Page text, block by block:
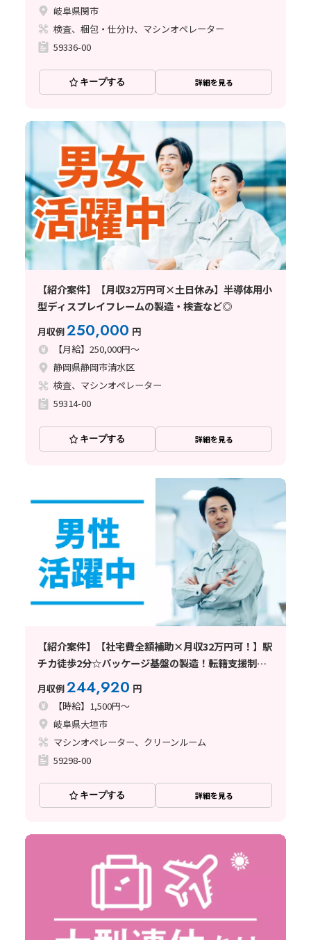
岐阜県関市
検査、梱包・仕分け、マシンオペレーター
59336-00
キープする 詳細を見る
【紹介案件】【月収32万円可×土日休み】半導体用小
型ディスプレイフレームの製造・検査など◎
月収例250,000 円
【月給】250,000円～
静岡県静岡市清水区
検査、マシンオペレーター
59314-00
キープする 詳細を見る
【紹介案件】【社宅費全額補助×月収32万円可！】駅
チカ徒歩2分☆パッケージ基盤の製造！転籍支援制度
月収例244,920 円
【時給】1,500円～
岐阜県大垣市
マシンオペレーター、クリーンルーム
59298-00
キープする 詳細を見る